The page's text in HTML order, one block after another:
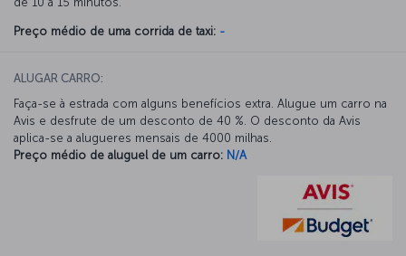
Preço médio de uma corrida de taxi: -
ALUGAR CARRO:
Faça-se à estrada com alguns benefícios extra. Alugue um carro na
Avis e desfrute de um desconto de 40 %. O desconto da Avis
aplica-se a alugueres mensais de 4000 milhas.
Preço médio de aluguel de um carro: N/A